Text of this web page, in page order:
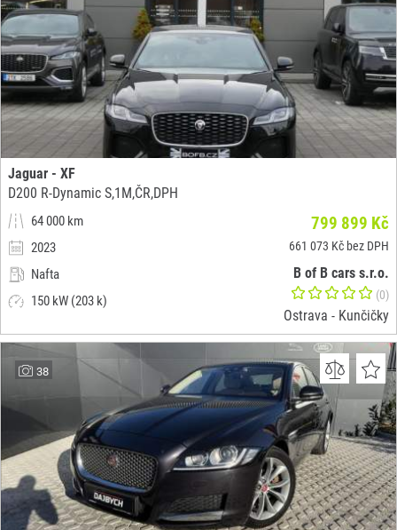
Jaguar - XF
D200 R-Dynamic S,1M,ČR,DPH
64 000 km
2023
Nafta
150 kW (203 k)
799 899 Kč
661 073 Kč bez DPH
B of B cars s.r.o.
(0)
Ostrava - Kunčičky
38